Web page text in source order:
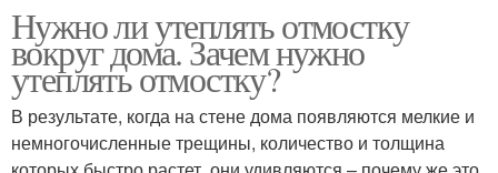
Нужно ли утеплять отмостку
вокруг дома. Зачем нужно
утеплять отмостку?
В результате, когда на стене дома появляются мелкие и
немногочисленные трещины, количество и толщина